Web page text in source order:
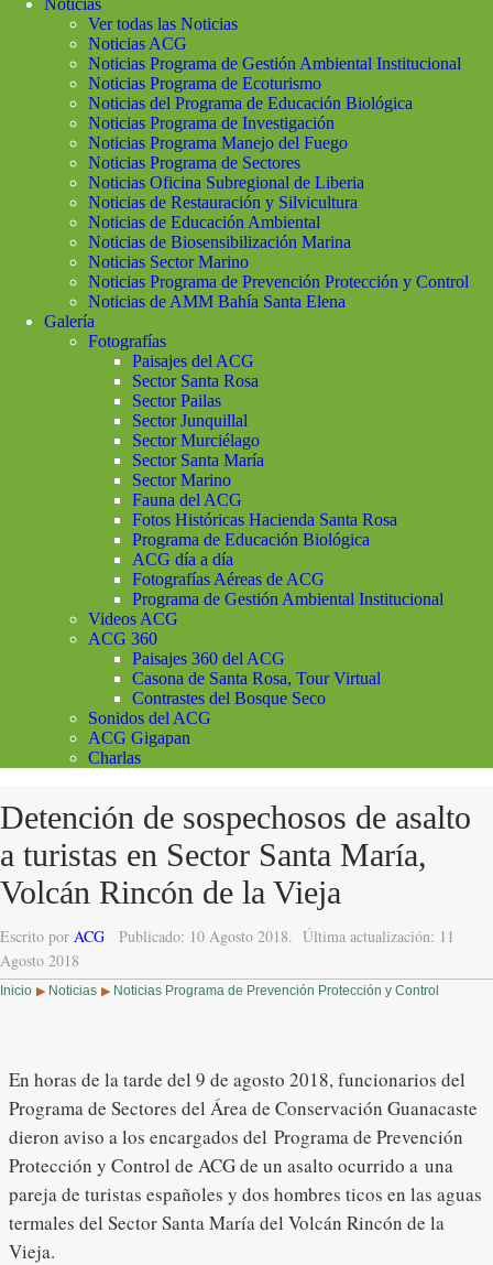
Noticias
Ver todas las Noticias
Noticias ACG
Noticias Programa de Gestión Ambiental Institucional
Noticias Programa de Ecoturismo
Noticias del Programa de Educación Biológica
Noticias Programa de Investigación
Noticias Programa Manejo del Fuego
Noticias Programa de Sectores
Noticias Oficina Subregional de Liberia
Noticias de Restauración y Silvicultura
Noticias de Educación Ambiental
Noticias de Biosensibilización Marina
Noticias Sector Marino
Noticias Programa de Prevención Protección y Control
Noticias de AMM Bahía Santa Elena
Galería
Fotografías
Paisajes del ACG
Sector Santa Rosa
Sector Pailas
Sector Junquillal
Sector Murciélago
Sector Santa María
Sector Marino
Fauna del ACG
Fotos Históricas Hacienda Santa Rosa
Programa de Educación Biológica
ACG día a día
Fotografías Aéreas de ACG
Programa de Gestión Ambiental Institucional
Videos ACG
ACG 360
Paisajes 360 del ACG
Casona de Santa Rosa, Tour Virtual
Contrastes del Bosque Seco
Sonidos del ACG
ACG Gigapan
Charlas
Detención de sospechosos de asalto
a turistas en Sector Santa María,
Volcán Rincón de la Vieja
Escrito por ACG Publicado: 10 Agosto 2018. Última actualización: 11
Agosto 2018
Inicio ▶ Noticias ▶ Noticias Programa de Prevención Protección y Control
En horas de la tarde del 9 de agosto 2018, funcionarios del
Programa de Sectores del Área de Conservación Guanacaste
dieron aviso a los encargados del Programa de Prevención
Protección y Control de ACG de un asalto ocurrido a una
pareja de turistas españoles y dos hombres ticos en las aguas
termales del Sector Santa María del Volcán Rincón de la
Vieja.